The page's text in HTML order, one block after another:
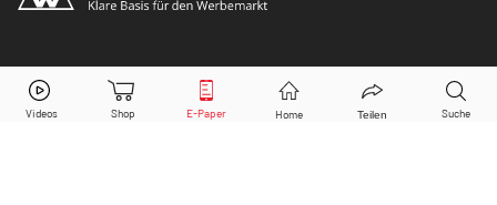
Netflix Aktie jetzt handeln?
© Copyright 2026 Börsenmedien AG. Alle Rechte